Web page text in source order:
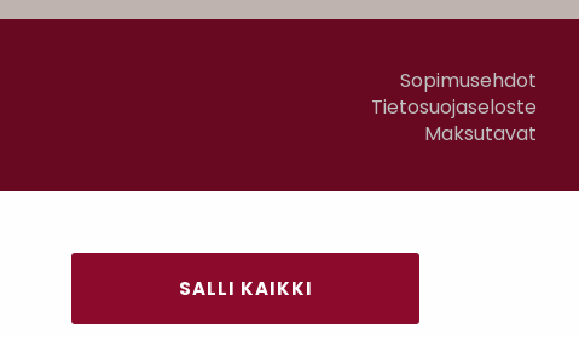
SALLI KAIKKI
Sopimusehdot
Tietosuojaseloste
Maksutavat